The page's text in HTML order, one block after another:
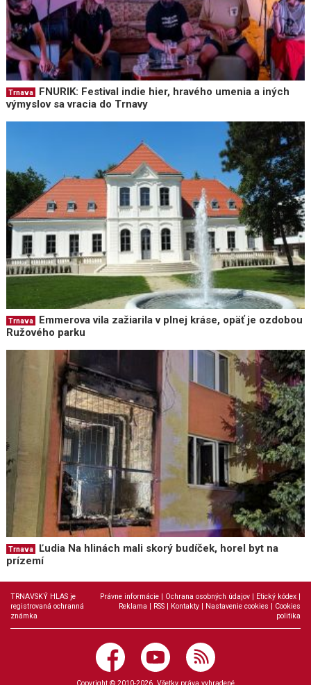
Trnava
FNURIK: Festival indie hier, hravého umenia a iných
výmyslov sa vracia do Trnavy
Trnava
Emmerova vila zažiarila v plnej kráse, opäť je ozdobou
Ružového parku
Trnava
Ľudia Na hlinách mali skorý budíček, horel byt na
prízemí
TRNAVSKÝ HLAS je
registrovaná ochranná
známka
Právne informácie Ochrana osobných údajov Etický kódex
Reklama
RSS Kontakty Nastavenie cookies
Cookies
politika